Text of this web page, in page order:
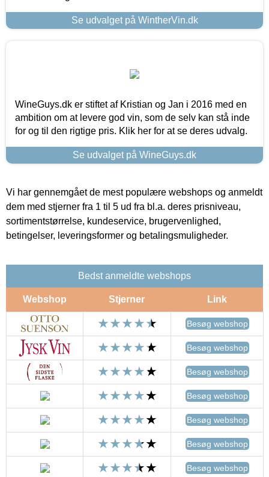
Se udvalget på WintherVin.dk
WineGuys.dk er stiftet af Kristian og Jan i 2016 med en
ambition om at levere god vin, som de selv kan stå inde
for og til den rigtige pris. Klik her for at se deres udvalg.
Se udvalget på WineGuys.dk
Vi har gennemgået de mest populære webshops og anmeldt
dem med stjerner fra 1 til 5 ud fra bl.a. deres prisniveau,
sortimentstørrelse, kundeservice, brugervenlighed,
betingelser, leveringsformer og betalingsmuligheder.
Bedst anmeldte webshops
Webshop Stjerner Link
Besøg webshop
Besøg webshop
Besøg webshop
Besøg webshop
Besøg webshop
Besøg webshop
Besøg webshop